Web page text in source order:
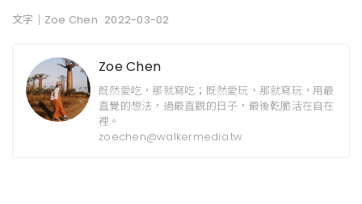
文字｜Zoe Chen 2022-03-02
Zoe Chen
既然愛吃，那就寫吃；既然愛玩，那就寫玩，用最
直覺的想法，過最直觀的日子，最後乾脆活在自在
裡。
zoechen@walkermedia.tw